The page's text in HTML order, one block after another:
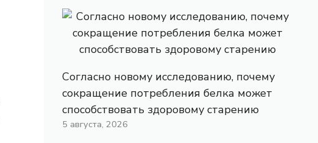
Согласно новому исследованию, почему
сокращение потребления белка может
способствовать здоровому старению
5 августа, 2026